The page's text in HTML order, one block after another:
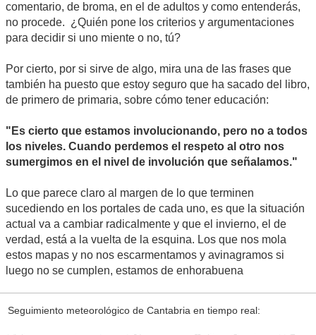
comentario, de broma, en el de adultos y como entenderás,
no procede. ¿Quién pone los criterios y argumentaciones
para decidir si uno miente o no, tú?
Por cierto, por si sirve de algo, mira una de las frases que
también ha puesto que estoy seguro que ha sacado del libro,
de primero de primaria, sobre cómo tener educación:
"Es cierto que estamos involucionando, pero no a todos
los niveles. Cuando perdemos el respeto al otro nos
sumergimos en el nivel de involución que señalamos."
Lo que parece claro al margen de lo que terminen
sucediendo en los portales de cada uno, es que la situación
actual va a cambiar radicalmente y que el invierno, el de
verdad, está a la vuelta de la esquina. Los que nos mola
estos mapas y no nos escarmentamos y avinagramos si
luego no se cumplen, estamos de enhorabuena
Seguimiento meteorológico de Cantabria en tiempo real: